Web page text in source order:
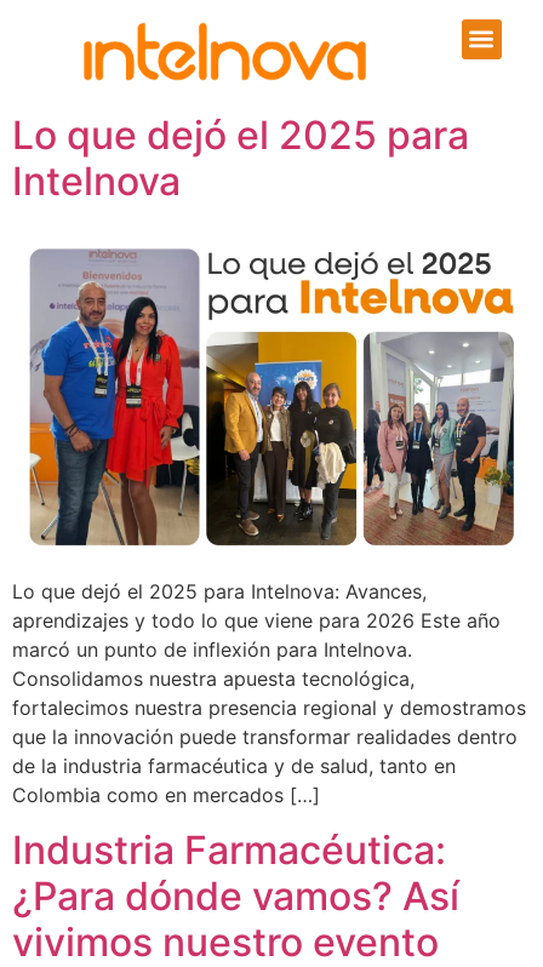
Lo que dejó el 2025 para
Intelnova
Lo que dejó el 2025 para Intelnova: Avances,
aprendizajes y todo lo que viene para 2026 Este año
marcó un punto de inflexión para Intelnova.
Consolidamos nuestra apuesta tecnológica,
fortalecimos nuestra presencia regional y demostramos
que la innovación puede transformar realidades dentro
de la industria farmacéutica y de salud, tanto en
Colombia como en mercados […]
Industria Farmacéutica:
¿Para dónde vamos? Así
vivimos nuestro evento